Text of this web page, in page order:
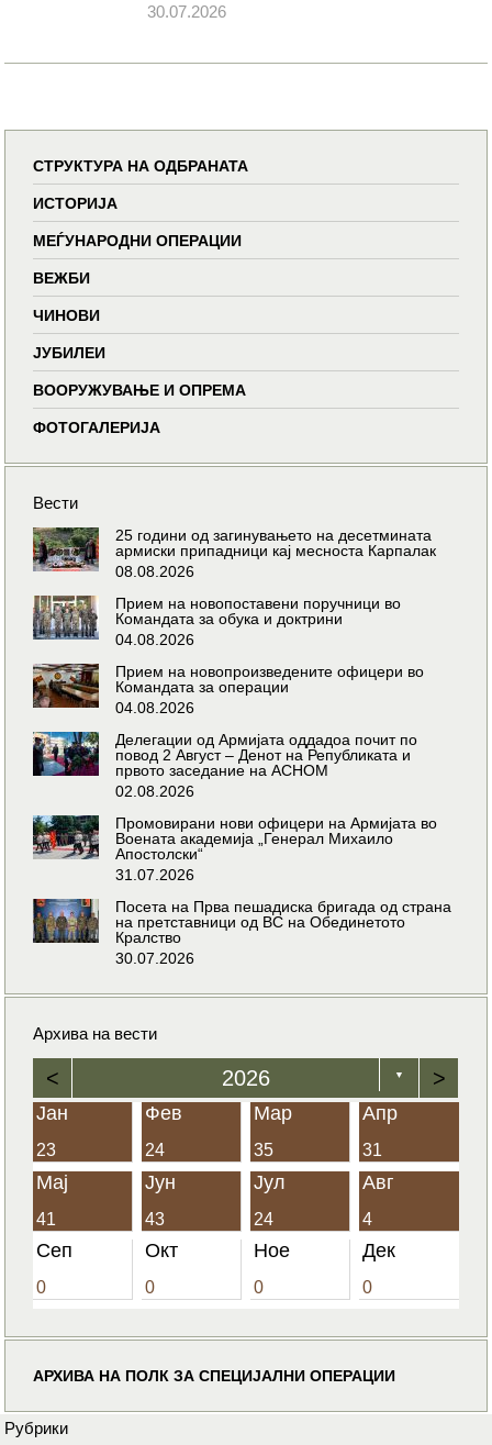
30.07.2026
СТРУКТУРА НА ОДБРАНАТА
ИСТОРИЈА
МЕЃУНАРОДНИ ОПЕРАЦИИ
ВЕЖБИ
ЧИНОВИ
ЈУБИЛЕИ
ВООРУЖУВАЊЕ И ОПРЕМА
ФОТОГАЛЕРИЈА
Вести
25 години од загинувањето на десетмината
армиски припадници кај месноста Карпалак
08.08.2026
Прием на новопоставени поручници во
Командата за обука и доктрини
04.08.2026
Прием на новопроизведените офицери во
Командата за операции
04.08.2026
Делегации од Армијата оддадоа почит по
повод 2 Август – Денот на Републиката и
првото заседание на АСНОМ
02.08.2026
Промовирани нови офицери на Армијата во
Воената академија „Генерал Михаило
Апостолски“
31.07.2026
Посета на Прва пешадиска бригада од страна
на претставници од ВС на Обединетото
Кралство
30.07.2026
Архива на вести
< 2026 ▼ >
Јан
23
Фев
24
Мар
35
Апр
31
Мај
41
Јун
43
Јул
24
Авг
4
Сеп
0
Окт
0
Ное
0
Дек
0
АРХИВА НА ПОЛК ЗА СПЕЦИЈАЛНИ ОПЕРАЦИИ
Рубрики